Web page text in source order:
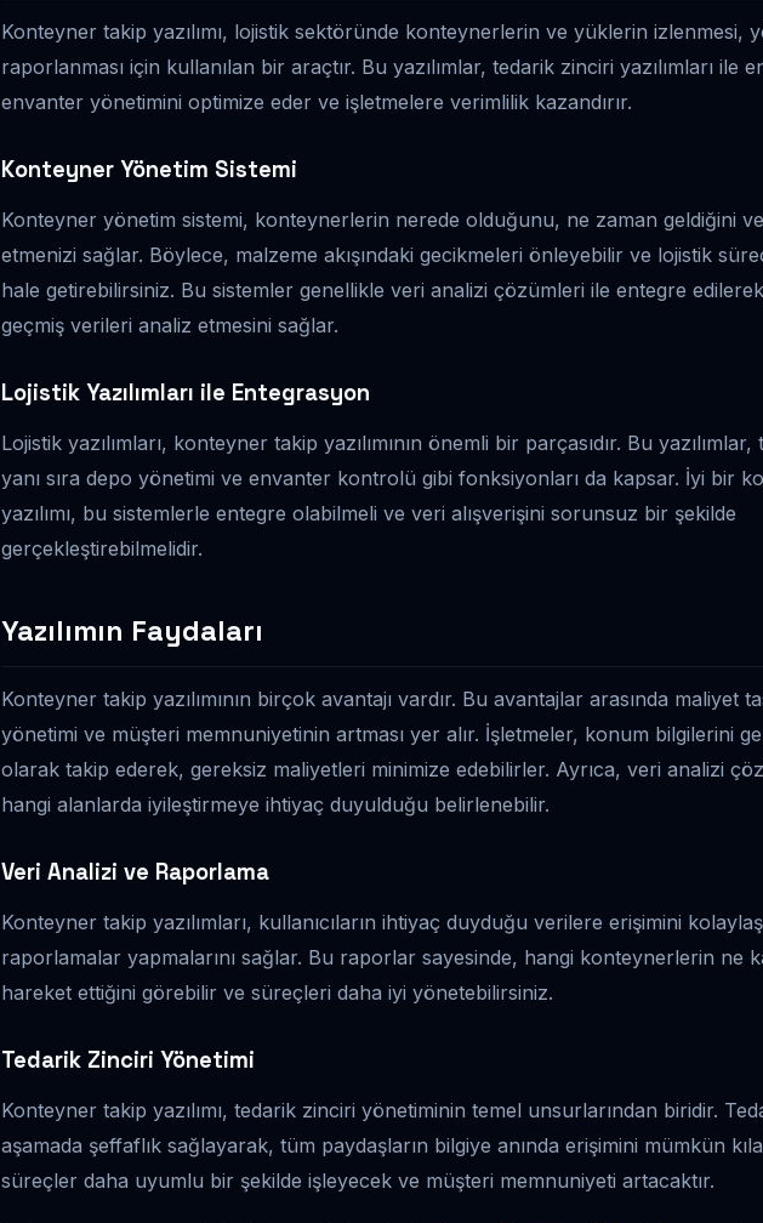
Konteyner takip yazılımı, lojistik sektöründe konteynerlerin ve yüklerin izlenmesi,
raporlanması için kullanılan bir araçtır. Bu yazılımlar, tedarik zinciri yazılımları ile
envanter yönetimini optimize eder ve işletmelere verimlilik kazandırır.
Konteyner Yönetim Sistemi
Konteyner yönetim sistemi, konteynerlerin nerede olduğunu, ne zaman geldiğini
etmenizi sağlar. Böylece, malzeme akışındaki gecikmeleri önleyebilir ve lojistik
hale getirebilirsiniz. Bu sistemler genellikle veri analizi çözümleri ile entegre
geçmiş verileri analiz etmesini sağlar.
Lojistik Yazılımları ile Entegrasyon
Lojistik yazılımları, konteyner takip yazılımının önemli bir parçasıdır. Bu
yanı sıra depo yönetimi ve envanter kontrolü gibi fonksiyonları da kapsar. İyi bir
yazılımı, bu sistemlerle entegre olabilmeli ve veri alışverişini sorunsuz bir şekilde
gerçekleştirebilmelidir.
Yazılımın Faydaları
Konteyner takip yazılımının birçok avantajı vardır. Bu avantajlar arasında maliyet
yönetimi ve müşteri memnuniyetinin artması yer alır. İşletmeler, konum bilgilerini
olarak takip ederek, gereksiz maliyetleri minimize edebilirler. Ayrıca, veri analizi
hangi alanlarda iyileştirmeye ihtiyaç duyulduğu belirlenebilir.
Veri Analizi ve Raporlama
Konteyner takip yazılımları, kullanıcıların ihtiyaç duyduğu verilere erişimini
raporlamalar yapmalarını sağlar. Bu raporlar sayesinde, hangi konteynerlerin ne
hareket ettiğini görebilir ve süreçleri daha iyi yönetebilirsiniz.
Tedarik Zinciri Yönetimi
Konteyner takip yazılımı, tedarik zinciri yönetiminin temel unsurlarından biridir.
aşamada şeffaflık sağlayarak, tüm paydaşların bilgiye anında erişimini mümkün
süreçler daha uyumlu bir şekilde işleyecek ve müşteri memnuniyeti artacaktır.